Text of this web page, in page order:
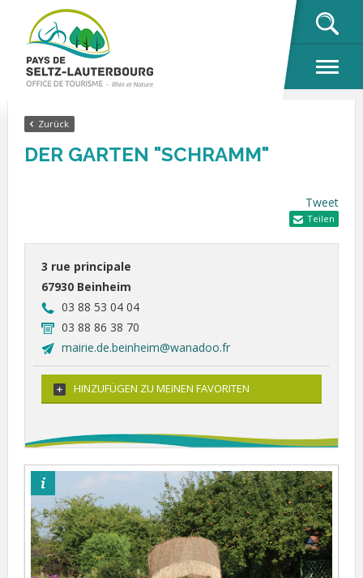
Zurück
DER GARTEN "SCHRAMM"
Tweet
Teilen
3 rue principale
67930 Beinheim
03 88 53 04 04
03 88 86 38 70
mairie.de.beinheim@wanadoo.fr
HINZUFÜGEN ZU MEINEN FAVORITEN
©OTPSL